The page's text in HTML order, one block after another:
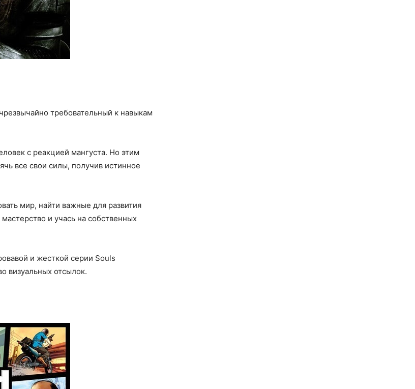
требовательный к навыкам
с реакцией мангуста. Но этим
все свои силы, получив истинное
мир, найти важные для развития
и учась на собственных
и жесткой серии Souls
визуальных отсылок.